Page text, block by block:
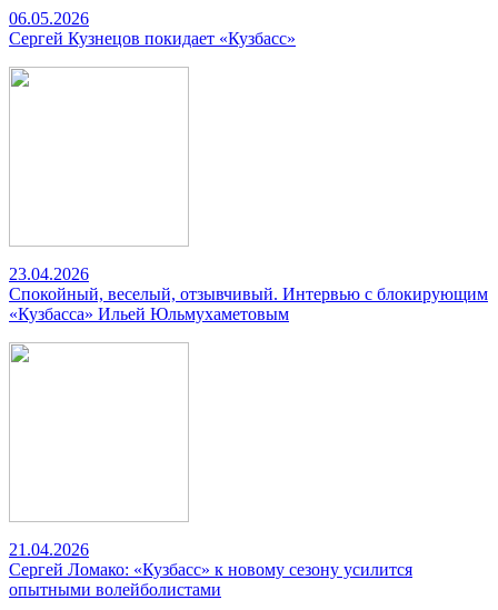
06.05.2026
Сергей Кузнецов покидает «Кузбасс»
23.04.2026
Спокойный, веселый, отзывчивый. Интервью с блокирующим
«Кузбасса» Ильей Юльмухаметовым
21.04.2026
Сергей Ломако: «Кузбасс» к новому сезону усилится
опытными волейболистами